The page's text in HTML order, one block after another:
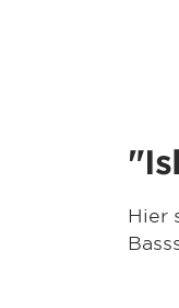
Hier